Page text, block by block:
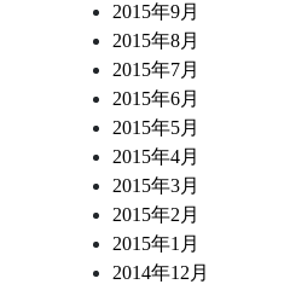
2015年9月
2015年8月
2015年7月
2015年6月
2015年5月
2015年4月
2015年3月
2015年2月
2015年1月
2014年12月